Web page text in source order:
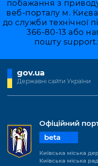
побажання з
веб-порталу м.
до служби технічної
366-80-13 або
пошту
gov.ua
Державні сайти України
Офіційний
beta
Київська міська
Київська міська